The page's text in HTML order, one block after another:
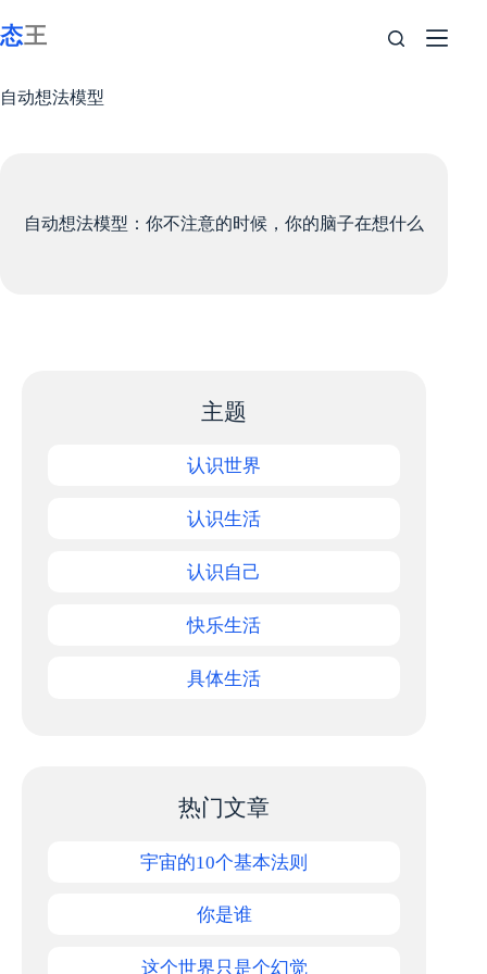
至
自动想法模型
自动想法模型：你不注意的时候，你的脑子在想什么
主题
认识世界
认识生活
认识自己
快乐生活
具体生活
热门文章
宇宙的10个基本法则
你是谁
这个世界只是个幻觉